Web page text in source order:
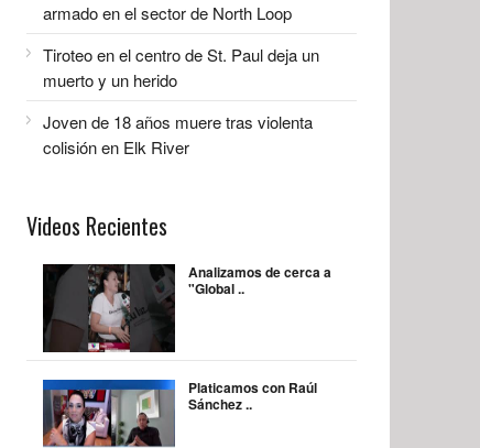
armado en el sector de North Loop
Tiroteo en el centro de St. Paul deja un
muerto y un herido
Joven de 18 años muere tras violenta
colisión en Elk River
Videos Recientes
Analizamos de cerca a
"Global ..
Platicamos con Raúl
Sánchez ..